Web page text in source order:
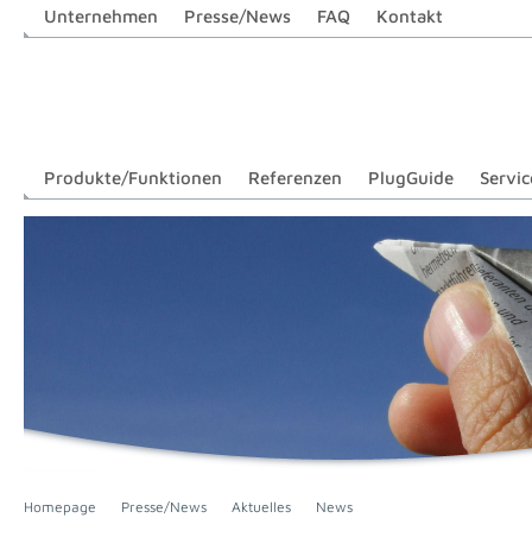
Unternehmen Presse/News FAQ Kontakt
Produkte/Funktionen Referenzen PlugGuide
Homepage Presse/News Aktuelles News